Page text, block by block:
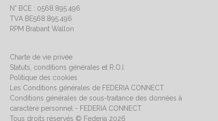
N° BCE : 0568.895.496
TVA BE568.895.496
RPM Brabant Wallon
Charte de vie privée
Statuts, conditions générales et R.O.I.
Politique des cookies
Les Conditions générales de FEDERIA CONNECT
Conditions générales de sous-traitance des données à
caractère personnel - FEDERIA CONNECT
Tous droits réservés © Federia 2026